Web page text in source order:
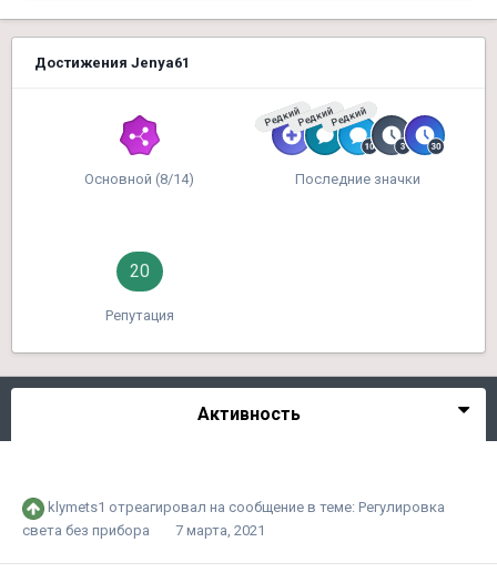
Достижения Jenya61
Основной (8/14)
РедкийРедкийРедкий
Последние значки
20
Репутация
Активность
klymets1 отреагировал на сообщение в теме: Регулировка
света без прибора
7 марта, 2021